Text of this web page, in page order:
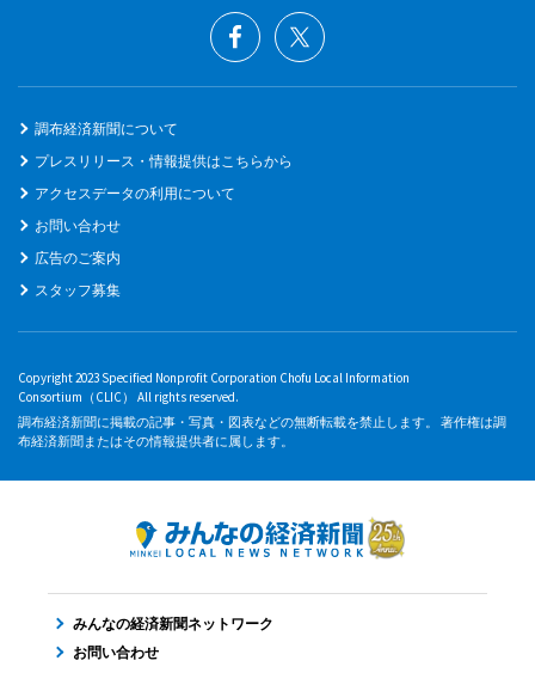
調布経済新聞について
プレスリリース・情報提供はこちらから
アクセスデータの利用について
お問い合わせ
広告のご案内
スタッフ募集
Copyright 2023 Specified Nonprofit Corporation Chofu Local Information
Consortium（CLIC） All rights reserved.
調布経済新聞に掲載の記事・写真・図表などの無断転載を禁止します。 著作権は調
布経済新聞またはその情報提供者に属します。
みんなの経済新聞ネットワーク
お問い合わせ